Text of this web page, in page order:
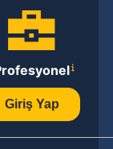
Giriş Yap